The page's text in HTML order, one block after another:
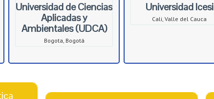
Universidad de Ciencias
Aplicadas y
Ambientales (UDCA)
Bogota, Bogotá
Universidad Icesi
Cali, Valle del Cauca